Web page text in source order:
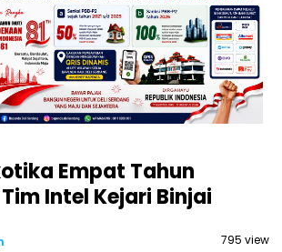
Empat Tahun
Intel Kejari Binjai
795 view